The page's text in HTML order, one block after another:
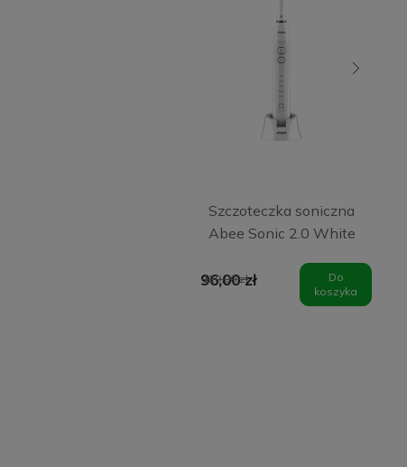
Szczoteczka soniczna
Abee Sonic 2.0 White
96,00 zł
129,00 zł
Do
koszyka